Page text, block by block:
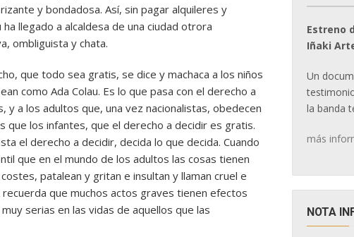
y bondadosa. Así, sin pagar alquileres y
llegado a alcaldesa de una ciudad otrora
ombliguista y chata.
que todo sea gratis, se dice y machaca a los niños
como Ada Colau. Es lo que pasa con el derecho a
y a los adultos que, una vez nacionalistas, obedecen
que los infantes, que el derecho a decidir es gratis.
el derecho a decidir, decida lo que decida. Cuando
que en el mundo de los adultos las cosas tienen
patalean y gritan e insultan y llaman cruel e
que muchos actos graves tienen efectos
serias en las vidas de aquellos que las
Estreno
Iñaki
Un
la banda
más
NOTA